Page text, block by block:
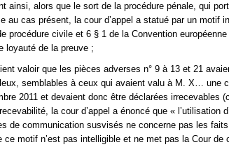
ainsi, alors que le sort de la procédure pénale, qui
au cas présent, la cour d’appel a statué par un motif
procédure civile et 6 § 1 de la Convention
loyauté de la preuve ;
valoir que les pièces adverses n° 9 à 13 et 21
semblables à ceux qui avaient valu à M. X… une
2011 et devaient donc être déclarées irrecevables
la cour d’appel a énoncé que « l’utilisation
de communication susvisés ne concerne pas les
motif n’est pas intelligible et ne met pas la Cour de